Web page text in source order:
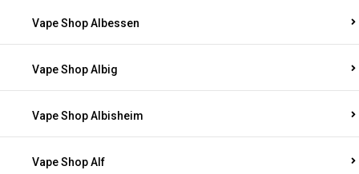
Vape Shop Albessen
Vape Shop Albig
Vape Shop Albisheim
Vape Shop Alf